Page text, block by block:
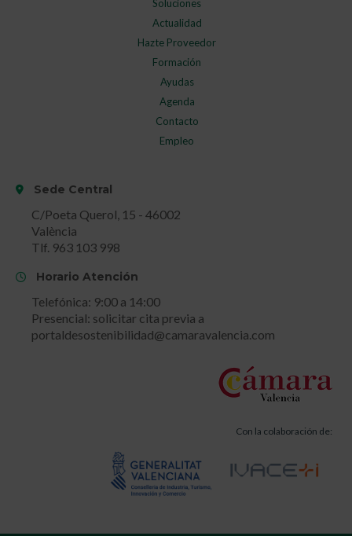
Soluciones
Actualidad
Hazte Proveedor
Formación
Ayudas
Agenda
Contacto
Empleo
Sede Central
C/Poeta Querol, 15 - 46002
València
Tlf. 963 103 998
Horario Atención
Telefónica: 9:00 a 14:00
Presencial: solicitar cita previa a
portaldesostenibilidad@camaravalencia.com
Con la colaboración de: